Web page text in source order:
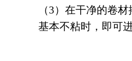
（3）在干净的卷
基本不粘时，即可